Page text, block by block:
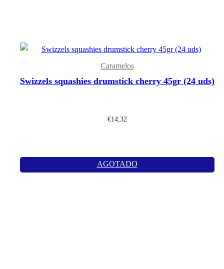
Caramelos
Swizzels squashies drumstick cherry 45gr (24 uds)
€14,32
AGOTADO